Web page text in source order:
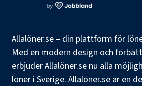
Allalöner.se – din plattform för
Med en modern design och
erbjuder Allalöner.se nu alla
löner i Sverige. Allalöner.se är en